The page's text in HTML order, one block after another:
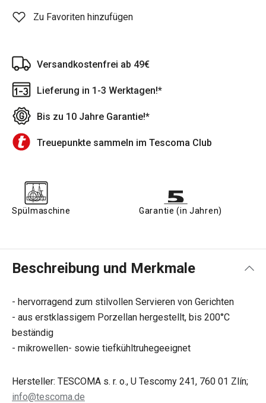
Zu Favoriten hinzufügen
Versandkostenfrei ab 49€
Lieferung in 1-3 Werktagen!*
Bis zu 10 Jahre Garantie!*
Treuepunkte sammeln im Tescoma Club
Spülmaschine Garantie (in Jahren)
Beschreibung und Merkmale
- hervorragend zum stilvollen Servieren von Gerichten
- aus erstklassigem Porzellan hergestellt, bis 200°C
beständig
- mikrowellen- sowie tiefkühltruhegeeignet
Hersteller: TESCOMA s. r. o., U Tescomy 241, 760 01 Zlín;
info@tescoma.de